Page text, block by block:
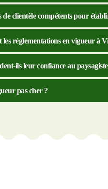
clientèle compétents pour
réglementations en vigueur à
ils leur confiance au
pas cher ?